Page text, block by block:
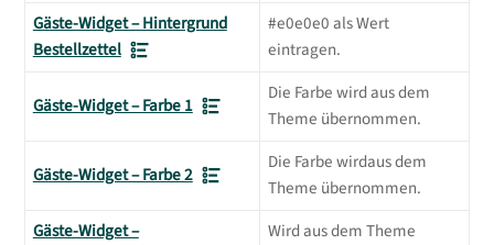
Gäste-Widget – Hintergrund
Bestellzettel
#e0e0e0 als Wert
eintragen.
Gäste-Widget – Farbe 1
Die Farbe wird aus dem
Theme übernommen.
Gäste-Widget – Farbe 2
Die Farbe wirdaus dem
Theme übernommen.
Gäste-Widget –
Wird aus dem Theme